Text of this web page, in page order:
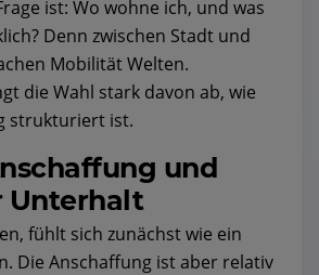
ist: Wo wohne ich, und was
Denn zwischen Stadt und
Mobilität Welten.
die Wahl stark davon ab, wie
strukturiert ist.
und
Unterhalt
fühlt sich zunächst wie ein
Die Anschaffung ist aber relativ